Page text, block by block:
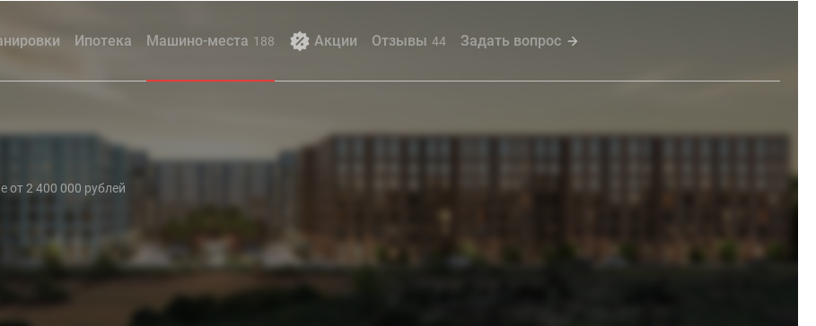
Ипотека Машино-места 188 Акции Отзывы 44 Задать вопрос
от 2 400 000 рублей